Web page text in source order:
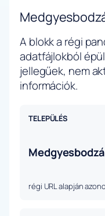
A blokk a régi
adatfájlokból
jellegűek, nem
információk.
TELEPÜLÉS
régi URL alapján